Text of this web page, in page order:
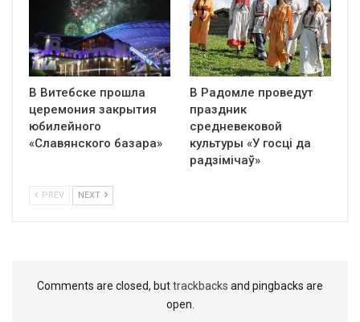
В Витебске прошла
церемония закрытия
юбилейного
«Славянского базара»
В Радомле проведут
праздник
средневековой
культуры «У госці да
радзімічаў»
PREV NEXT
Comments are closed, buttrackbacks and pingbacks are
open.